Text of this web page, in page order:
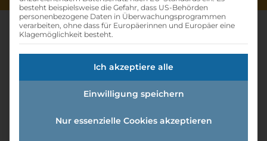
Lehrling Küche (m/w/d)
Offene Lehrstellen
Lehrling Küche
besteht beispielsweise die Gefahr, dass US-Behörden
personenbezogene Daten in Überwachungsprogrammen
verarbeiten, ohne dass für Europäerinnen und Europäer eine
Klagemöglichkeit besteht.
Ich akzeptiere alle
Einwilligung speichern
Nur essenzielle Cookies akzeptieren